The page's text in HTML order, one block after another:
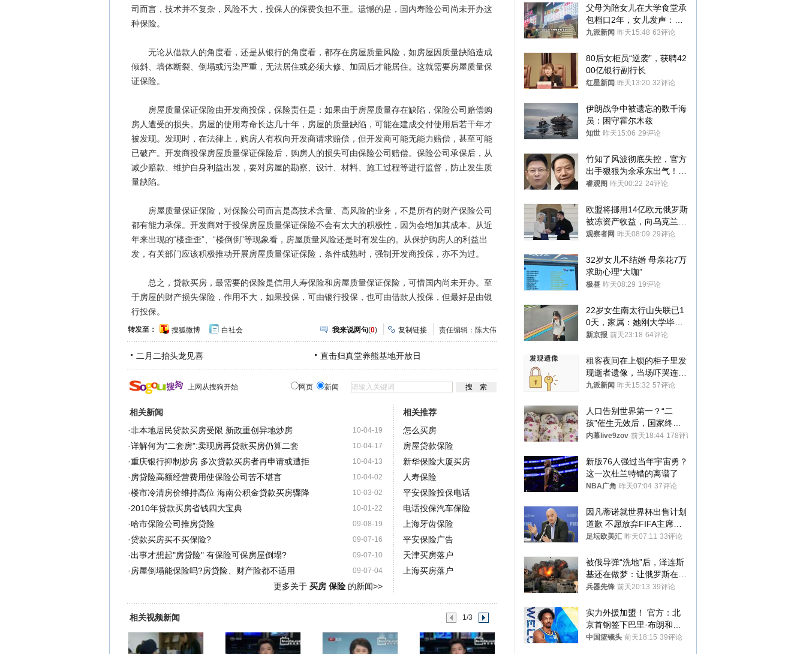
司而言，技术并不复杂，风险不大，投保人的保费负担不重。遗憾的是，国内寿险公司尚未开办这
种保险。
无论从借款人的角度看，还是从银行的角度看，都存在房屋质量风险，如房屋因质量缺陷造成
倾斜、墙体断裂、倒塌或污染严重，无法居住或必须大修、加固后才能居住。这就需要房屋质量保
证保险。
房屋质量保证保险由开发商投保，保险责任是：如果由于房屋质量存在缺陷，保险公司赔偿购
房人遭受的损失。房屋的使用寿命长达几十年，房屋的质量缺陷，可能在建成交付使用后若干年才
被发现。发现时，在法律上，购房人有权向开发商请求赔偿，但开发商可能无能力赔偿，甚至可能
已破产。开发商投保房屋质量保证保险后，购房人的损失可由保险公司赔偿。保险公司承保后，从
减少赔款、维护自身利益出发，要对房屋的勘察、设计、材料、施工过程等进行监督，防止发生质
量缺陷。
房屋质量保证保险，对保险公司而言是高技术含量、高风险的业务，不是所有的财产保险公司
都有能力承保。开发商对于投保房屋质量保证保险不会有太大的积极性，因为会增加其成本。从近
年来出现的“楼歪歪”、“楼倒倒”等现象看，房屋质量风险还是时有发生的。从保护购房人的利益出
发，有关部门应该积极推动开展房屋质量保证保险，条件成熟时，强制开发商投保，亦不为过。
总之，贷款买房，最需要的保险是信用人寿保险和房屋质量保证保险，可惜国内尚未开办。至
于房屋的财产损失保险，作用不大，如果投保，可由银行投保，也可由借款人投保，但最好是由银
行投保。
转发至： 搜狐微博 白社会 我来说两句(0) 复制链接 责任编辑：陈大伟
二月二抬头龙见喜 直击归真堂养熊基地开放日
上网从搜狗开始 网页 新闻
相关新闻
10-04-19
·非本地居民贷款买房受限 新政重创异地炒房
10-04-17
·详解何为"二套房":卖现房再贷款买房仍算二套
10-04-13
·重庆银行抑制炒房 多次贷款买房者再申请或遭拒
10-04-02
· 房贷险高额经营费用使保险公司苦不堪言
10-03-02
·楼市冷清房价维持高位 海南公积金贷款买房骤降
10-01-22
·2010年贷款买房省钱四大宝典
09-08-19
·哈市保险公司推房贷险
09-07-16
·贷款买房买不买保险?
09-07-10
·出事才想起"房贷险" 有保险可保房屋倒塌?
09-07-04
· 房屋倒塌能保险吗?房贷险、财产险都不适用
更多关于 买房 保险的新闻>>
相关推荐
怎么买房
房屋贷款保险
新华保险大厦买房
人寿保险
平安保险投保电话
电话投保汽车保险
上海牙齿保险
平安保险广告
天津买房落户
上海买房落户
相关视频新闻 1/3
父母为陪女儿在大学食堂承
包档口2年，女儿发声：初
衷是为了陪伴，毕业后将不
九派新闻 昨天15:48 63评论
80后女柜员“逆袭”，获聘42
00亿银行副行长
红星新闻 昨天13:20 32评论
伊朗战争中被遗忘的数千海
员：困守霍尔木兹
知世 昨天15:06 29评论
竹知了风波彻底失控，官方
出手狠狠为余承东出气！雷
军果然没说错
睿观阁 昨天00:22 24评论
欧盟将挪用14亿欧元俄罗斯
被冻资产收益，向乌克兰提
供援助
观察者网 昨天08:09 29评论
32岁女儿不结婚 母亲花7万
求助心理“大咖”
极昼 昨天08:29 19评论
22岁女生南太行山失联已1
0天，家属：她刚大学毕业
想到山里旅行
新京报 前天23:18 64评论
租客夜间在上锁的柜子里发
现逝者遗像，当场吓哭连夜
搬离，房东退还押金
九派新闻 昨天15:32 57评论
人口告别世界第一？“二
孩”催生无效后，国家终于
向住房出手了！
内幕live9zov 前天18:44 178评论
新版76人强过当年宇宙勇？
这一次杜兰特错的离谱了
NBA广角 昨天07:04 37评论
因凡蒂诺就世界杯出售计划
道歉 不愿放弃FIFA主席职
位
足坛欧美汇 昨天07:11 33评论
被俄导弹“洗地”后，泽连斯
基还在做梦：让俄罗斯在冬
季前求和？
兵器先锋 前天20:13 39评论
实力外援加盟！ 官方：北
京首钢签下巴里·布朗和桑
普森
中国篮镜头 前天18:15 39评论